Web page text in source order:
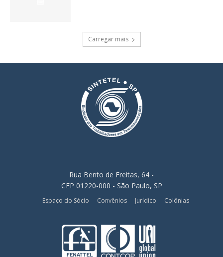
Carregar mais
Rua Bento de Freitas, 64 -
CEP 01220-000 - São Paulo, SP
Espaço do Sócio Convênios Jurídico Colônias